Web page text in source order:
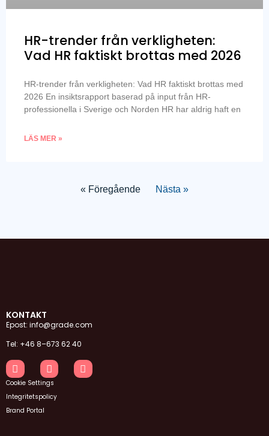
HR-trender från verkligheten:
Vad HR faktiskt brottas med 2026
HR-trender från verkligheten: Vad HR faktiskt brottas med
2026 En insiktsrapport baserad på input från HR-
professionella i Sverige och Norden HR har aldrig haft en
LÄS MER »
« Föregående Nästa »
KONTAKT
Epost: info@grade.com
Tel: +46 8–673 62 40
Cookie Settings
Integritetspolicy
Brand Portal